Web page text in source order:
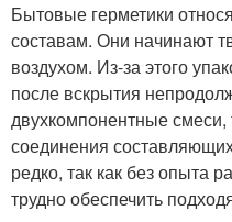
Бытовые герметики
составам. Они начинают
воздухом. Из-за этого
после вскрытия
двухкомпонентные
соединения
редко, так как без опыта
трудно обеспечить